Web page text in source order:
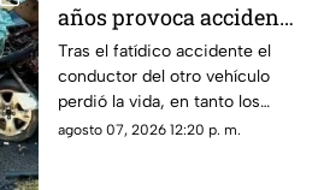
años provoca accidente
mortal; conducía un
AUTO robado con otros
seis menores
Tras el fatídico accidente el
conductor del otro vehículo
perdió la vida, en tanto los
menores de edad resultaron
agosto 07, 2026 12:20 p. m.